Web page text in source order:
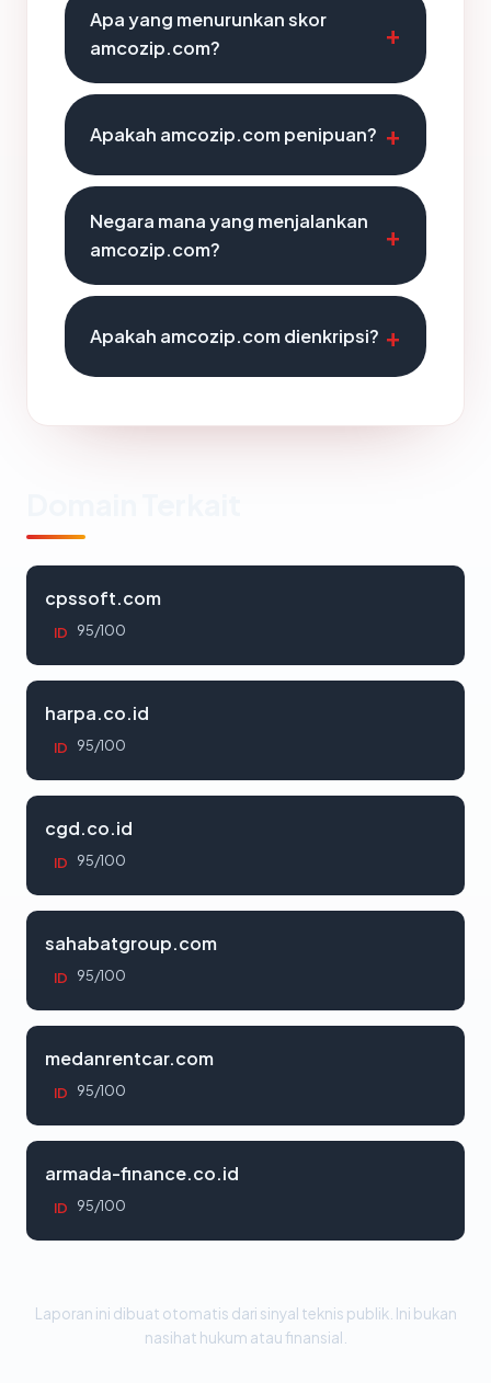
Apa yang menurunkan skor
amcozip.com?
Apakah amcozip.com penipuan?
Negara mana yang menjalankan
amcozip.com?
Apakah amcozip.com dienkripsi?
cpssoft.com
ID 95/100
harpa.co.id
ID 95/100
cgd.co.id
ID 95/100
sahabatgroup.com
ID 95/100
medanrentcar.com
ID 95/100
armada-finance.co.id
ID 95/100
Laporan ini dibuat otomatis dari sinyal teknis publik. Ini bukan
nasihat hukum atau finansial.